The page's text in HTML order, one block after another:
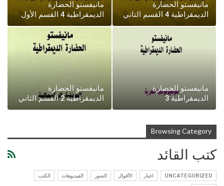
مانيفستو الحضارة
الديمقراطية 4 القسم التاني
مانيفستو الحضارة
الديمقراطية 4 القسم الأول
مانيفستو الحضارة
الديمقراطية 3
مانيفستو الحضارة
الديمقراطية 2 القسم الثاني
Browsing Category
كتب القائد
UNCATEGORIZED اخبار الأقوال الصور الفيديوهات الكتب